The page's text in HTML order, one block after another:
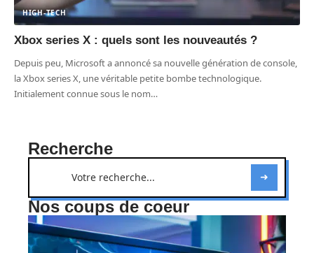
HIGH-TECH
Xbox series X : quels sont les nouveautés ?
Depuis peu, Microsoft a annoncé sa nouvelle génération de console,
la Xbox series X, une véritable petite bombe technologique.
Initialement connue sous le nom…
Recherche
Nos coups de coeur